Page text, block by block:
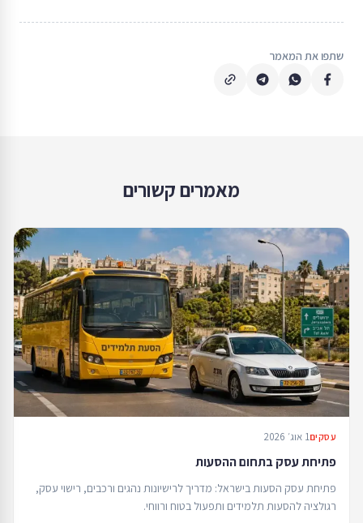
שתפו את המאמר
מאמרים קשורים
עסקים1 אוג׳ 2026
פתיחת עסק בתחום ההסעות
פתיחת עסק הסעות בישראל: מדריך לרישיונות נהגים ורכבים, רישוי עסק,
רגולציה להסעות תלמידים ותפעול בטוח ורווחי.